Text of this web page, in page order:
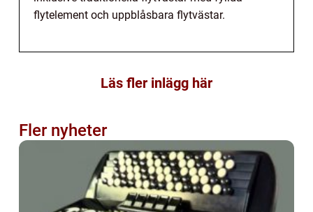
flytelement och uppblåsbara flytvästar.
Läs fler inlägg här
Fler nyheter